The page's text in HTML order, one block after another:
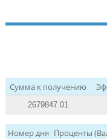
Сумма к получению
2679847.01
Номер дня Проценты